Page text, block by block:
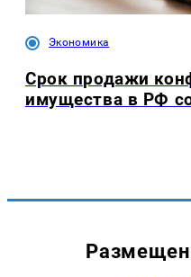
Экономика
Срок продажи
имущества в РФ